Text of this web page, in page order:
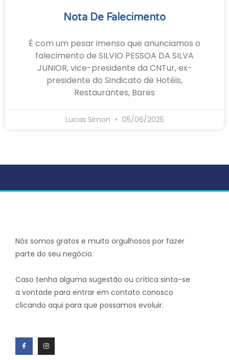
Nota De Falecimento
É com um pesar imenso que anunciamos o
falecimento de SILVIO PESSOA DA SILVA
JUNIOR, vice-presidente da CNTur, ex-
presidente do Sindicato de Hotéis,
Restaurantes, Bares
Lucas Simon 05/06/2025
Nós somos gratos e muito orgulhosos por fazer
parte do seu negócio.
Caso tenha alguma sugestão ou crítica sinta-se
a vontade para entrar em contato conosco
clicando aqui para que possamos evoluir.